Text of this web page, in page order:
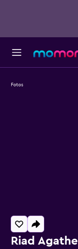
Riad Agathe
Fotos